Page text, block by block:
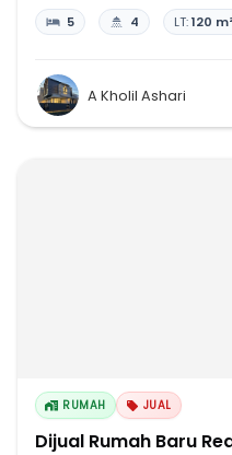
5 4 LT:120 m²
A Kholil Ashari
RUMAH JUAL
Dijual Rumah Baru